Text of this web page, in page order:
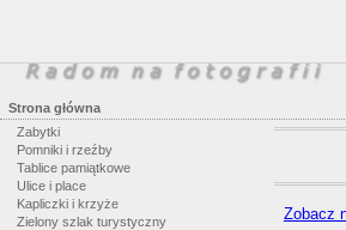
Strona główna
Zabytki
Pomniki i rzeźby
Tablice pamiątkowe
Ulice i place
Kapliczki i krzyże
Zielony szlak turystyczny
Zobacz